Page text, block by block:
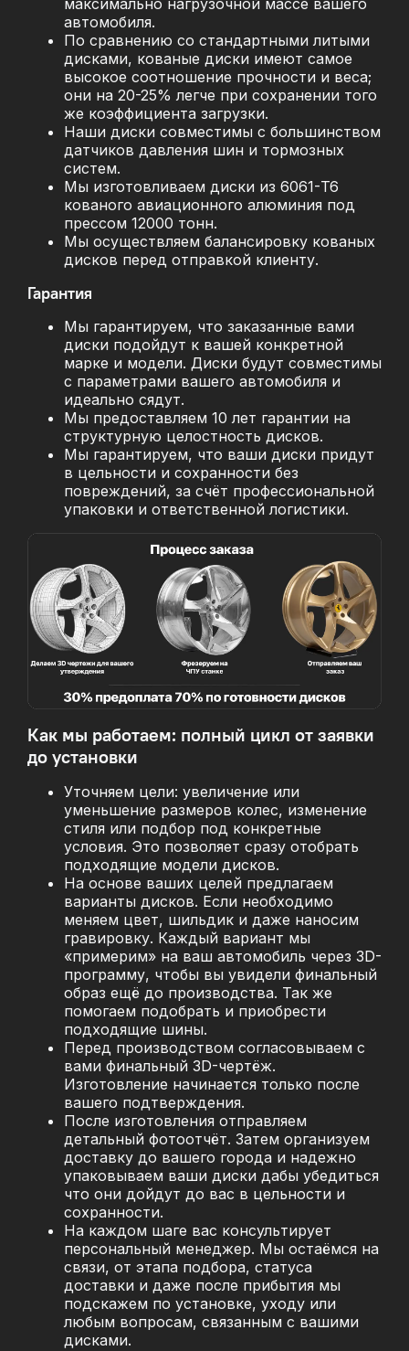
автомобиля.
По сравнению со стандартными литыми
дисками, кованые диски имеют самое
высокое соотношение прочности и веса;
они на 20-25% легче при сохранении того
же коэффициента загрузки.
Наши диски совместимы с большинством
датчиков давления шин и тормозных
систем.
Мы изготовливаем диски из 6061-T6
кованого авиационного алюминия под
прессом 12000 тонн.
Мы осуществляем балансировку кованых
дисков перед отправкой клиенту.
Гарантия
Мы гарантируем, что заказанные вами
диски подойдут к вашей конкретной
марке и модели. Диски будут совместимы
с параметрами вашего автомобиля и
идеально сядут.
Мы предоставляем 10 лет гарантии на
структурную целостность дисков.
Мы гарантируем, что ваши диски придут
в цельности и сохранности без
повреждений, за счёт профессиональной
упаковки и ответственной логистики.
Как мы работаем: полный цикл от заявки
до установки
Уточняем цели: увеличение или
уменьшение размеров колес, изменение
стиля или подбор под конкретные
условия. Это позволяет сразу отобрать
подходящие модели дисков.
На основе ваших целей предлагаем
варианты дисков. Если необходимо
меняем цвет, шильдик и даже наносим
гравировку. Каждый вариант мы
«примерим» на ваш автомобиль через 3D-
программу, чтобы вы увидели финальный
образ ещё до производства. Так же
помогаем подобрать и приобрести
подходящие шины.
Перед производством согласовываем с
вами финальный 3D-чертёж.
Изготовление начинается только после
вашего подтверждения.
После изготовления отправляем
детальный фотоотчёт. Затем организуем
доставку до вашего города и надежно
упаковываем ваши диски дабы убедиться
что они дойдут до вас в цельности и
сохранности.
На каждом шаге вас консультирует
персональный менеджер. Мы остаёмся на
связи, от этапа подбора, статуса
доставки и даже после прибытия мы
подскажем по установке, уходу или
любым вопросам, связанным с вашими
дисками.